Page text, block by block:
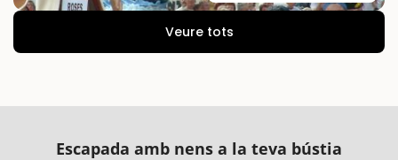
Veure tots
Escapada amb nens a la teva bústia